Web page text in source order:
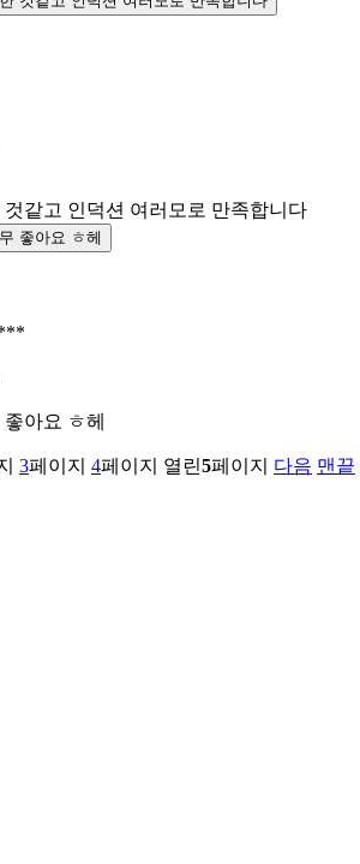
같고 인덕션 여러모로 만족합니다
좋아요 ㅎ헤
아요 ㅎ헤
3페이지 4페이지 열린5페이지 다음 맨끝